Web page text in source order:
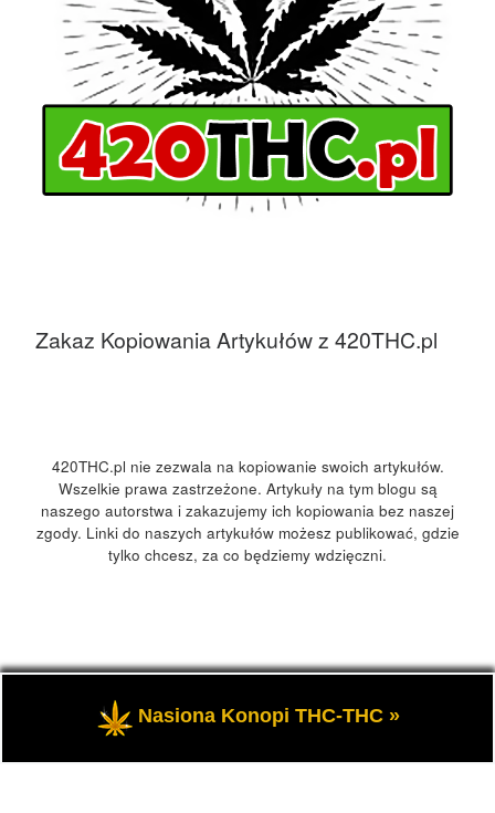
Zakaz Kopiowania Artykułów z 420THC.pl
420THC.pl nie zezwala na kopiowanie swoich artykułów.
Wszelkie prawa zastrzeżone. Artykuły na tym blogu są
naszego autorstwa i zakazujemy ich kopiowania bez naszej
zgody. Linki do naszych artykułów możesz publikować, gdzie
tylko chcesz, za co będziemy wdzięczni.
420Polska, 420THC.pl
– Wszelkie prawa zastrzeżone
- Kultura marihuany, konopi 420 w Polsce i na świecie.
Nasiona Konopi THC-THC »